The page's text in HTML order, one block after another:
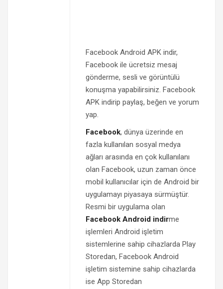
Facebook Android APK indir,
Facebook ile ücretsiz mesaj
gönderme, sesli ve görüntülü
konuşma yapabilirsiniz. Facebook
APK indirip paylaş, beğen ve yorum
yap.
Facebook, dünya üzerinde en
fazla kullanılan sosyal medya
ağları arasında en çok kullanılanı
olan Facebook, uzun zaman önce
mobil kullanıcılar için de Android bir
uygulamayı piyasaya sürmüştür.
Resmi bir uygulama olan
Facebook Android indirme
işlemleri Android işletim
sistemlerine sahip cihazlarda Play
Storedan, Facebook Android
işletim sistemine sahip cihazlarda
ise App Storedan